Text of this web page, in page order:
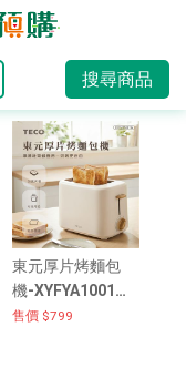
搜尋商品
東元厚片烤麵包
機-XYFYA1001W-
米白色
售價 $799